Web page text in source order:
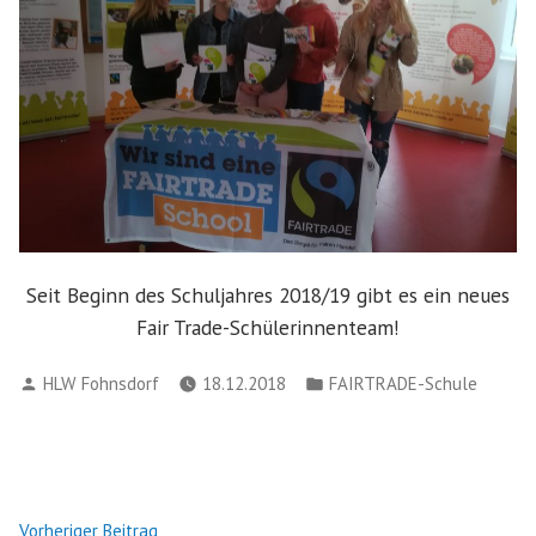
Seit Beginn des Schuljahres 2018/19 gibt es ein neues
Fair Trade-Schülerinnenteam!
Verfasst
HLW Fohnsdorf 18.12.2018
Veröffentlicht
FAIRTRADE-Schule
Vorheriger Beitrag